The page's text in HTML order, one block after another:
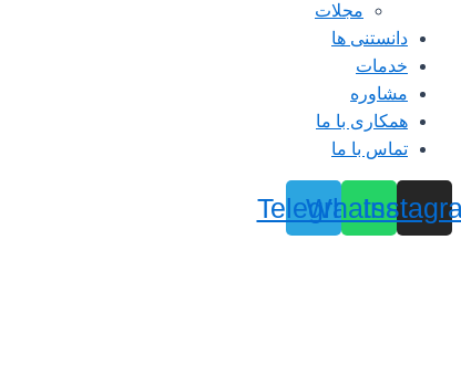
مجلات
دانستنی ها
خدمات
مشاوره
همکاری با ما
تماس با ما
Whatsapp
Telegram